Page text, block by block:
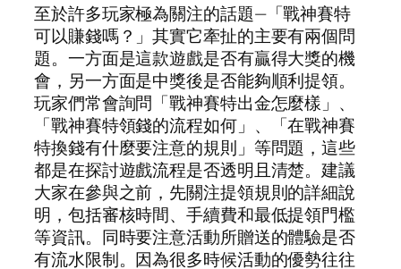
至於許多玩家極為關注的話題—「戰神賽特
可以賺錢嗎？」其實它牽扯的主要有兩個問
題。一方面是這款遊戲是否有贏得大獎的機
會，另一方面是中獎後是否能夠順利提領。
玩家們常會詢問「戰神賽特出金怎麼樣」、
「戰神賽特領錢的流程如何」、「在戰神賽
特換錢有什麼要注意的規則」等問題，這些
都是在探討遊戲流程是否透明且清楚。建議
大家在參與之前，先關注提領規則的詳細說
明，包括審核時間、手續費和最低提領門檻
等資訊。同時要注意活動所贈送的體驗是否
有流水限制。因為很多時候活動的優勢往往